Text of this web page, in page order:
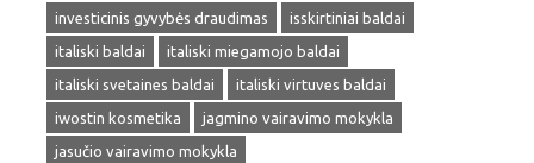
investicinis gyvybės draudimas
isskirtiniai baldai
italiski baldai
italiski miegamojo baldai
italiski svetaines baldai
italiski virtuves baldai
iwostin kosmetika
jagmino vairavimo mokykla
jasučio vairavimo mokykla